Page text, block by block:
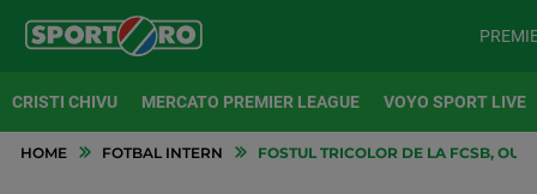
CRISTI CHIVU MERCATO PREMIER LEAGUE VOYO SPORT LIVE
HOME FOTBAL INTERN FOSTUL TRICOLOR DE LA FCSB,